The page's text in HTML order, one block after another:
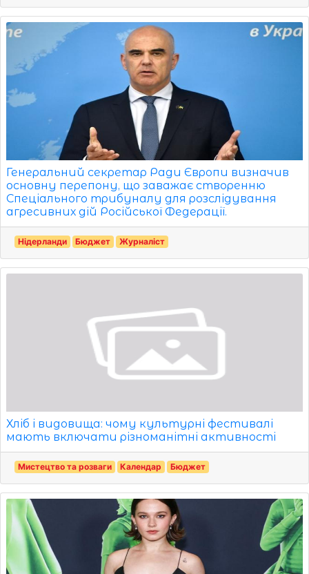
Генеральний секретар Ради Європи визначив
основну перепону, що заважає створенню
Спеціального трибуналу для розслідування
агресивних дій Російської Федерації.
Нідерланди Бюджет Журналіст
Хліб і видовища: чому культурні фестивалі
мають включати різноманітні активності
Мистецтво та розваги Календар Бюджет